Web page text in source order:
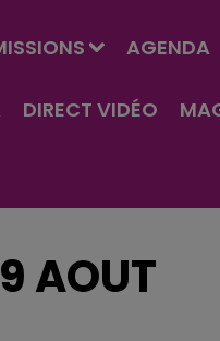
AGENDA
DIRECT VIDÉO
AOUT